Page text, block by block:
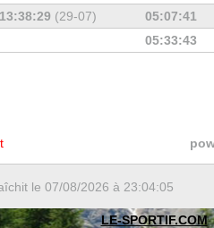
13:38:29 (29-07) 05:07:41
05:33:43
le 07/08/2026 à 23:04:05
LE-SPORTIF.COM